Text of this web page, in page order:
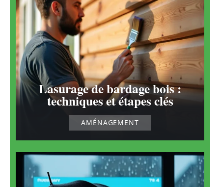
Lasurage de bardage bois :
techniques et étapes clés
AMÉNAGEMENT